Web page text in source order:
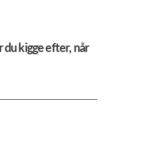
du kigge efter, når